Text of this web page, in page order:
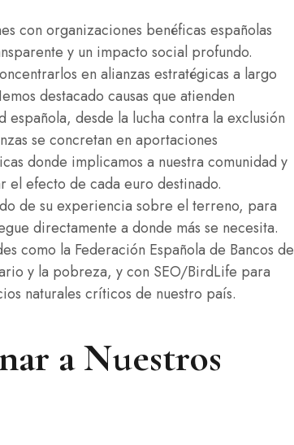
con organizaciones benéficas españolas
y un impacto social profundo.
en alianzas estratégicas a largo
destacado causas que atienden
desde la lucha contra la exclusión
se concretan en aportaciones
donde implicamos a nuestra comunidad y
efecto de cada euro destinado.
de su experiencia sobre el terreno, para
directamente a donde más se necesita.
como la Federación Española de Bancos de
y la pobreza, y con SEO/BirdLife para
naturales críticos de nuestro país.
a Nuestros